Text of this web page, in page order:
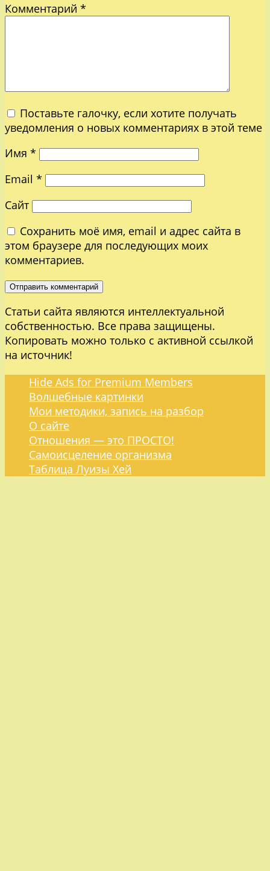
Комментарий *
Поставьте галочку, если хотите получать
уведомления о новых комментариях в этой теме
Имя *
Email *
Сайт
Сохранить моё имя, email и адрес сайта в
этом браузере для последующих моих
комментариев.
Статьи сайта являются интеллектуальной
собственностью. Все права защищены.
Копировать можно только с активной ссылкой
на источник!
Hide Ads for Premium Members
Волшебные картинки
Мои методики, запись на разбор
О сайте
Отношения — это ПРОСТО!
Самоисцеление организма
Таблица Луизы Хей